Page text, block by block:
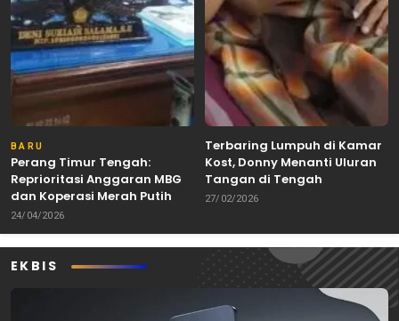
BARU
Perang Timur Tengah:
Reprioritasi Anggaran MBG
dan Koperasi Merah Putih
24/04/2026
Terbaring Lumpuh di Kamar
Kost, Donny Menanti Uluran
Tangan di Tengah
Keterbatasan
27/02/2026
EKBIS